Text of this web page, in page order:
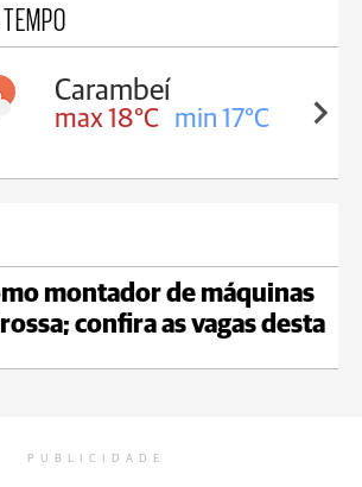
Carambeí
max 18°C min 17°C
montador de máquinas
confira as vagas desta
PUBLICIDADE